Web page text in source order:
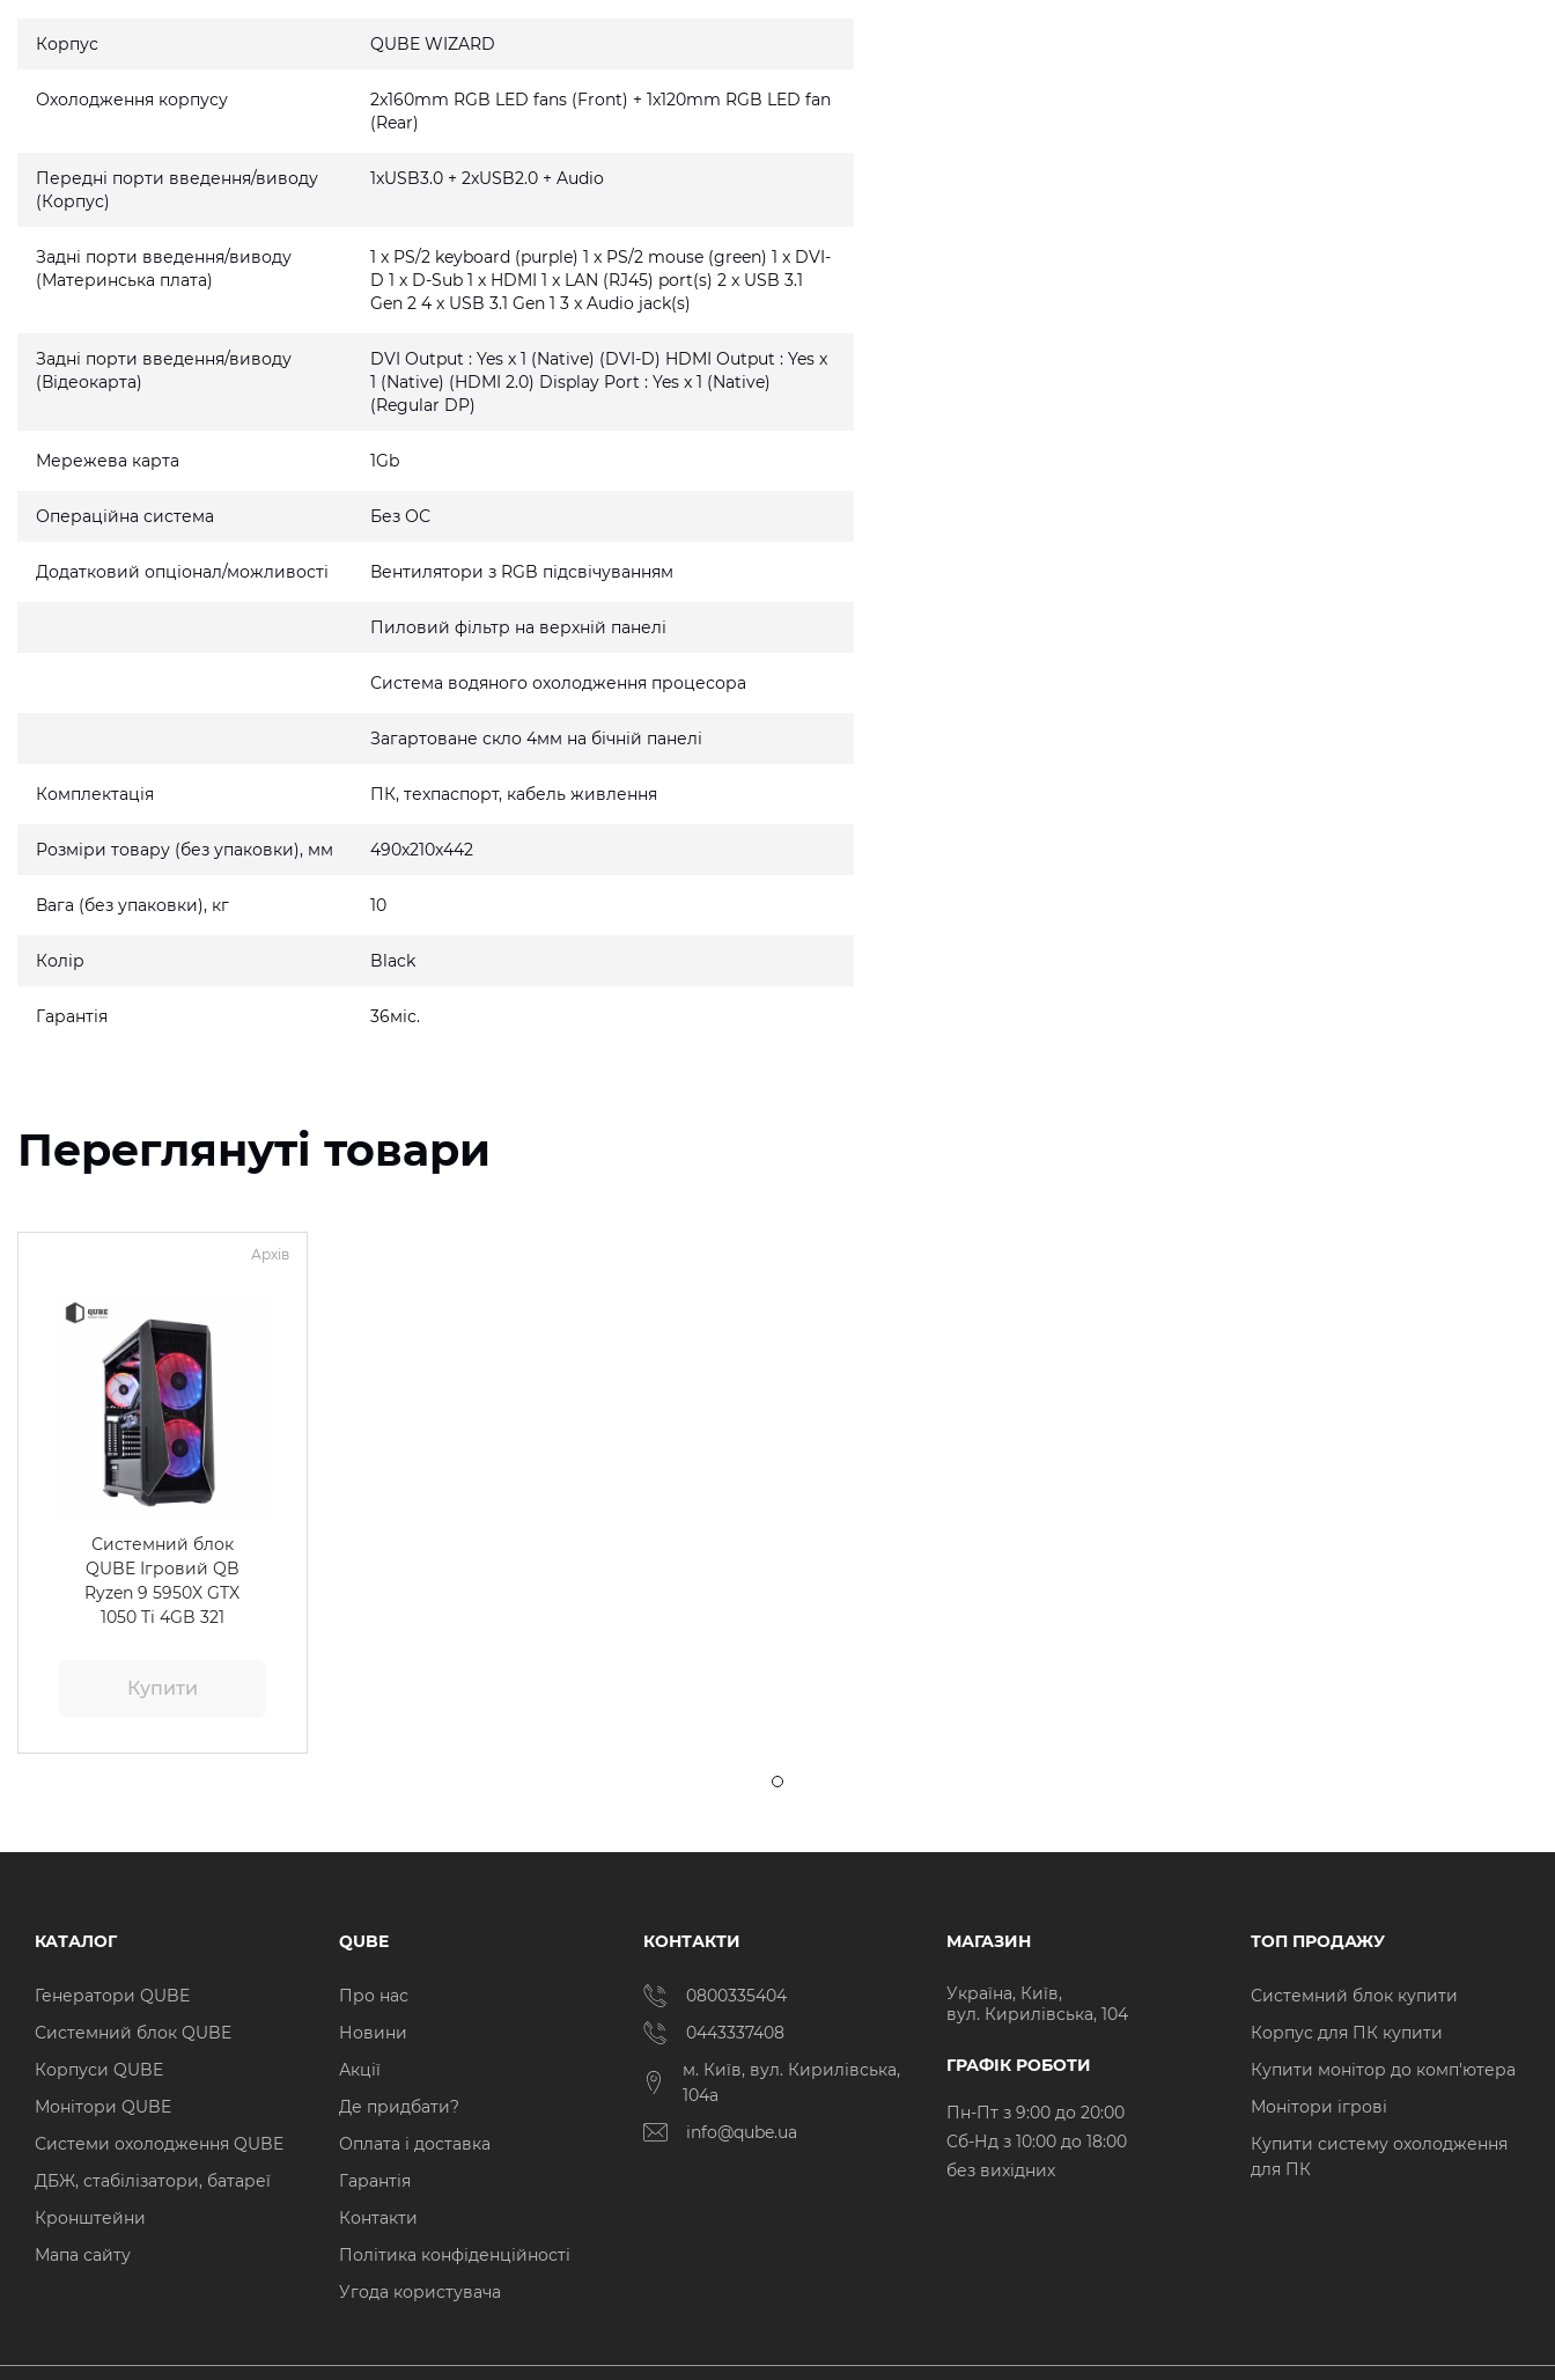
Корпус QUBE WIZARD
Охолодження корпусу
2x160mm RGB LED fans (Front) + 1x120mm RGB LED fan
(Rear)
Передні порти введення/виводу
(Корпус)
1xUSB3.0 + 2xUSB2.0 + Audio
Задні порти введення/виводу
(Материнська плата)
1 x PS/2 keyboard (purple) 1 x PS/2 mouse (green) 1 x DVI-
D 1 x D-Sub 1 x HDMI 1 x LAN (RJ45) port(s) 2 x USB 3.1
Gen 2 4 x USB 3.1 Gen 1 3 x Audio jack(s)
Задні порти введення/виводу
(Відеокарта)
DVI Output : Yes x 1 (Native) (DVI-D) HDMI Output : Yes x
1 (Native) (HDMI 2.0) Display Port : Yes x 1 (Native)
(Regular DP)
Мережева карта 1Gb
Операційна система Без ОС
Додатковий опціонал/можливості Вентилятори з RGB підсвічуванням
Пиловий фільтр на верхній панелі
Система водяного охолодження процесора
Загартоване скло 4мм на бічній панелі
Комплектація ПК, техпаспорт, кабель живлення
Розміри товару (без упаковки), мм 490x210x442
Вага (без упаковки), кг 10
Колір Black
Гарантія 36міс.
Переглянуті товари
Архів
Системний блок
QUBE Ігровий QB
Ryzen 9 5950X GTX
1050 Ti 4GB 321
Купити
КАТАЛОГ
Генератори QUBE
Системний блок QUBE
Корпуси QUBE
Монітори QUBE
Системи охолодження QUBE
ДБЖ, стабілізатори, батареї
Кронштейни
Мапа сайту
QUBE
Про нас
Новини
Акції
Де придбати?
Оплата і доставка
Гарантія
Контакти
Політика конфіденційності
Угода користувача
КОНТАКТИ
0800335404
0443337408
м. Київ, вул. Кирилівська,
104а
info@qube.ua
МАГАЗИН
Україна, Київ,
вул. Кирилівська, 104
ГРАФІК РОБОТИ
Пн-Пт з 9:00 до 20:00
Cб-Нд з 10:00 до 18:00
без вихідних
ТОП ПРОДАЖУ
Системний блок купити
Корпус для ПК купити
Купити монітор до комп'ютера
Монітори ігрові
Купити систему охолодження
для ПК